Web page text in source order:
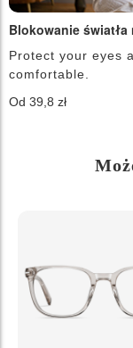
Blokowanie
Protect your eyes
comfortable.
Od 39,8 zł